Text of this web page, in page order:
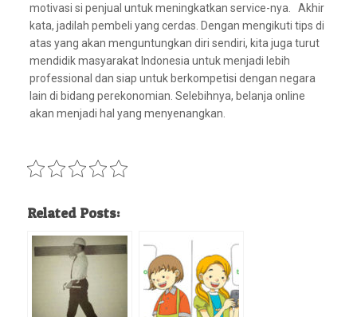
motivasi si penjual untuk meningkatkan service-nya. Akhir
kata, jadilah pembeli yang cerdas. Dengan mengikuti tips di
atas yang akan menguntungkan diri sendiri, kita juga turut
mendidik masyarakat Indonesia untuk menjadi lebih
professional dan siap untuk berkompetisi dengan negara
lain di bidang perekonomian. Selebihnya, belanja online
akan menjadi hal yang menyenangkan.
Related Posts: